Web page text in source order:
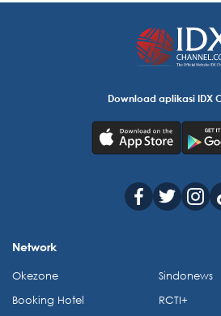
Download aplikasi IDX
Network
Okezone
Booking Hotel
Sindonews
RCTI+